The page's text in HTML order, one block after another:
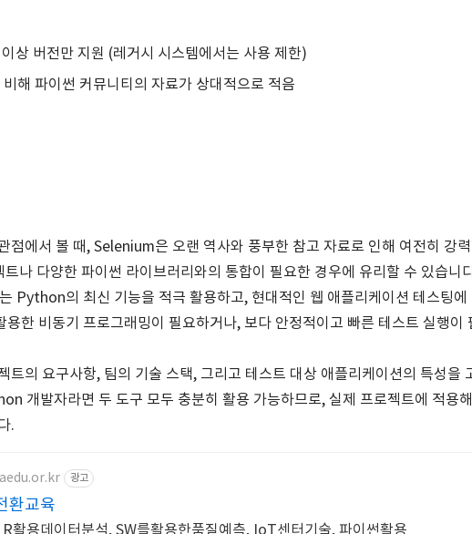
상 버전만 지원 (레거시 시스템에서는 사용 제한)
해 파이썬 커뮤니티의 자료가 상대적으로 적음
점에서 볼 때, Selenium은 오랜 역사와 풍부한 참고 자료로 인해 여전히 강
나 다양한 파이썬 라이브러리와의 통합이 필요한 경우에 유리할 수 있습니
Python의 최신 기능을 적극 활용하고, 현대적인 웹 애플리케이션 테스팅에
한 비동기 프로그래밍이 필요하거나, 보다 안정적이고 빠른 테스트 실행이
트의 요구사항, 팀의 기술 스택, 그리고 테스트 대상 애플리케이션의 특성을
개발자라면 두 도구 모두 충분히 활용 가능하므로, 실제 프로젝트에 적용
.
광고
환교육
활용데이터분석, SW를활용한품질예측, IoT센터기술, 파이썬활용